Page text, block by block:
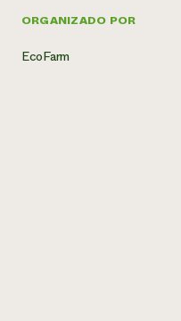
ORGANIZADO POR
EcoFarm